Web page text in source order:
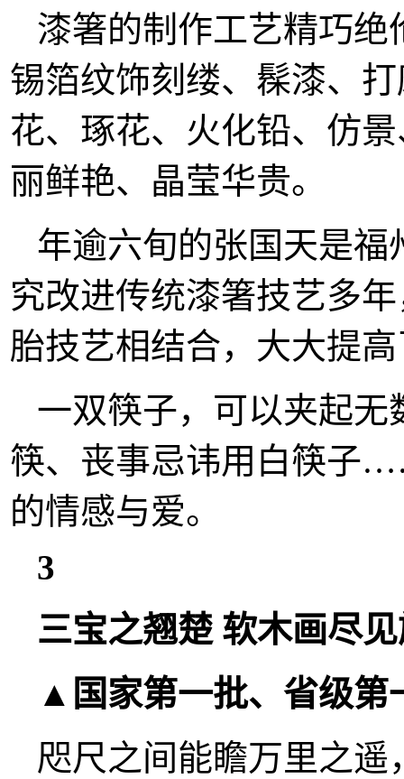
漆箸的制作工艺精巧
锡箔纹饰刻缕、髹漆、
花、琢花、火化铅、仿
丽鲜艳、晶莹华贵。
年逾六旬的张国天是
究改进传统漆箸技艺多
胎技艺相结合，大大提
一双筷子，可以夹起
筷、丧事忌讳用白筷子
的情感与爱。
3
三宝之翘楚 软木画尽
▲国家第一批、省级第
咫尺之间能瞻万里之